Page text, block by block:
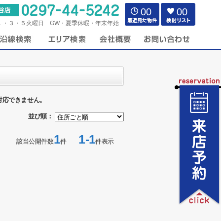
３・５火曜日 GW・夏季休暇・年末年始
00 00
できません。
並び順：
該当公開件数1件1-1件表示